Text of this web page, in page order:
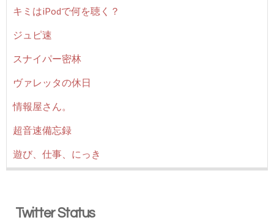
キミはiPodで何を聴く？
ジュピ速
スナイパー密林
ヴァレッタの休日
情報屋さん。
超音速備忘録
遊び、仕事、にっき
Twitter Status